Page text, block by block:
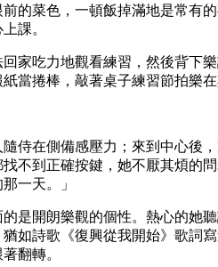
的菜色，一頓飯掉滿地是常有
課。
家吃力地觀看練習，然後背
當捲棒，敲著桌子練習節拍樂
侍在側備感壓力；來到中心後
不到正確按鍵，她不厭其煩的
一天。」
是開朗樂觀的個性。熱心的她
如詩歌《復興從我開始》歌詞
翻轉。